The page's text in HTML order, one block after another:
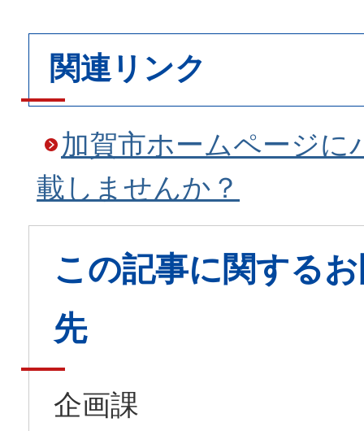
関連リンク
加賀市ホームページに
載しませんか？
この記事に関する
先
企画課